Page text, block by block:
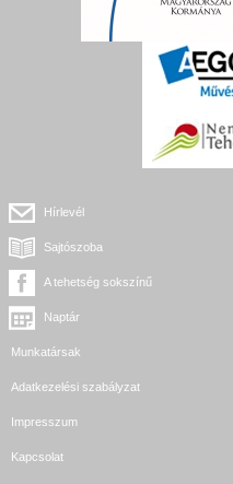
Hírlevél
Sajtószoba
A tehetség sokszínű
Naptár
Munkatársak
Adatkezelési szabályzat
Impresszum
Kapcsolat